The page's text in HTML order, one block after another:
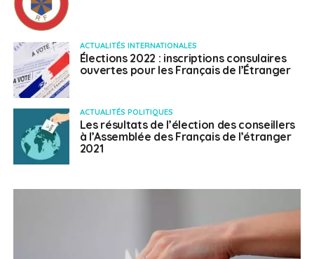
ACTUALITÉS INTERNATIONALES
Élections 2022 : inscriptions consulaires
ouvertes pour les Français de l’Étranger
ACTUALITÉS POLITIQUES
Les résultats de l’élection des conseillers
à l’Assemblée des Français de l’étranger
2021